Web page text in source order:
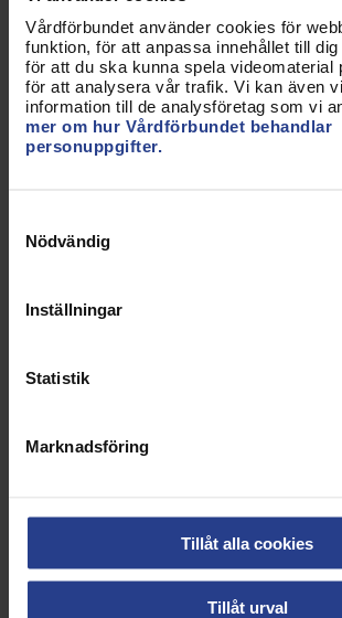
Vårdförbundet använder cookies för
funktion, för att anpassa innehållet till dig
för att du ska kunna spela videomaterial
för att analysera vår trafik. Vi kan även
information till de analysföretag som vi
mer om hur Vårdförbundet behandlar
personuppgifter.
Nödvändig
Inställningar
Statistik
Marknadsföring
Tillåt alla cookies
Tillåt urval
internet har stor spridning och man
garantera för vilka syften de
Observera att förbundet
handlar om att uppgifterna ska
och att det inte handlar om
legitimation genom kontakter med
tveksamt till att man utesluter
personer som har prövotid. Den
fortfarande legitimerad och
någon behörighetsinskränkning.
yrke tillfredställande.
specialistutbildning för
högskoleförordningen bör finnas
registret och att dessa uppgifter